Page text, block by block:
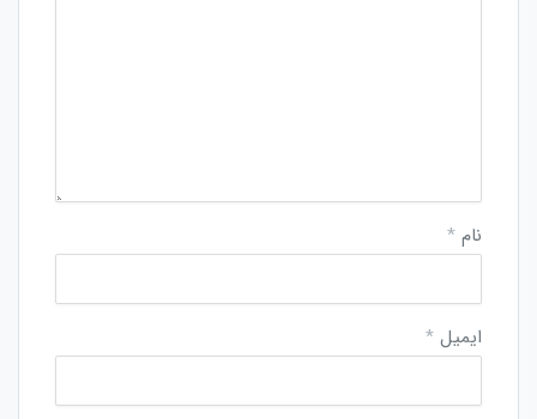
نام *
ایمیل *